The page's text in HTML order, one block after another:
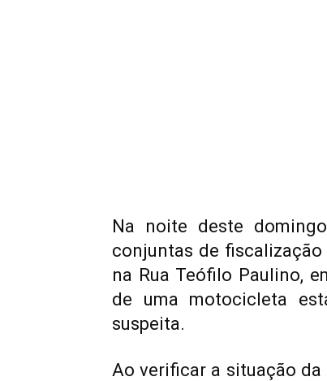
Na noite deste
conjuntas de fiscalização
na Rua Teófilo Paulino,
de uma motocicleta
suspeita.
Ao verificar a situação da